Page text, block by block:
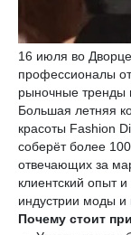
16 июля во
профессионалы
рыночные тренды
Большая летняя
красоты Fashion
соберёт более
отвечающих за
клиентский опыт
индустрии моды и
Почему стоит